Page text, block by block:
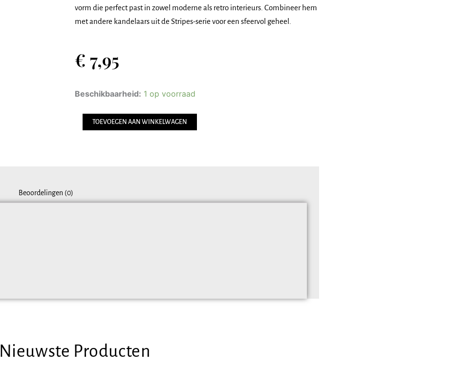
vorm die perfect past in zowel moderne als retro interieurs. Combineer hem
met andere kandelaars uit de Stripes-serie voor een sfeervol geheel.
€ 7,95
Beschikbaarheid: 1 op voorraad
Kaarsenstandaard
Oranje
aantal
TOEVOEGEN AAN WINKELWAGEN
Beoordelingen (0)
Nieuwste Producten